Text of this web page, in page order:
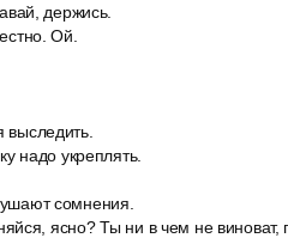
держись.
Ой.
надо укреплять.
сомнения.
ясно? Ты ни в чем не виноват,